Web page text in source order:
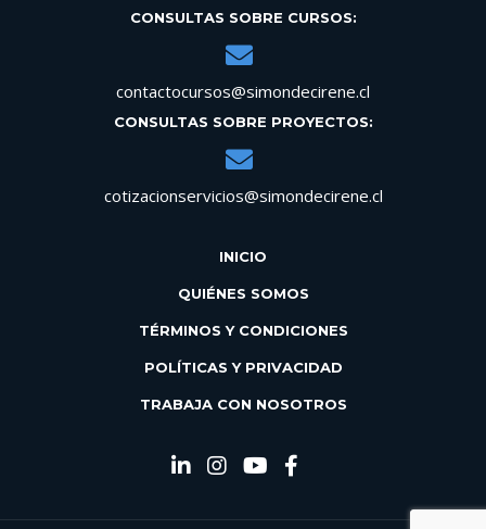
CONSULTAS SOBRE CURSOS:
contactocursos@simondecirene.cl
CONSULTAS SOBRE PROYECTOS:
cotizacionservicios@simondecirene.cl
INICIO
QUIÉNES SOMOS
TÉRMINOS Y CONDICIONES
POLÍTICAS Y PRIVACIDAD
TRABAJA CON NOSOTROS